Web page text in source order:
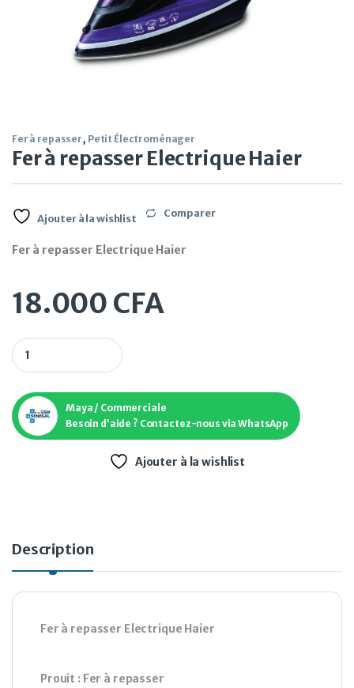
Fer à repasser, Petit Électroménager
Fer à repasser Electrique Haier
Ajouter à la wishlist Comparer
Fer à repasser Electrique Haier
18.000 CFA
Fer à repasser Electrique Haier quantity
Maya / Commerciale
Besoin d'aide ? Contactez-nous via WhatsApp
Ajouter à la wishlist
Description
Fer à repasser Electrique Haier
Prouit : Fer à repasser